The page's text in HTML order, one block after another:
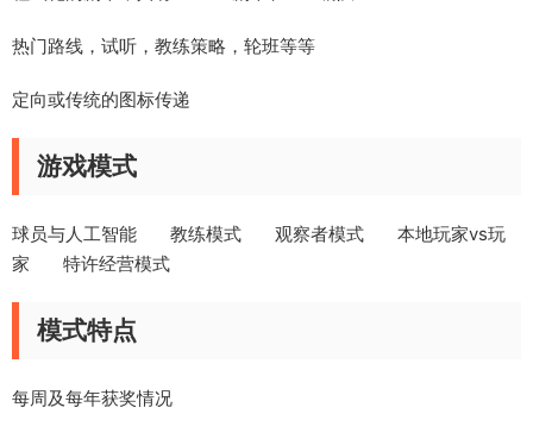
热门路线，试听，教练策略，轮班等等
定向或传统的图标传递
游戏模式
球员与人工智能 教练模式 观察者模式 本地玩家vs玩
家 特许经营模式
模式特点
每周及每年获奖情况